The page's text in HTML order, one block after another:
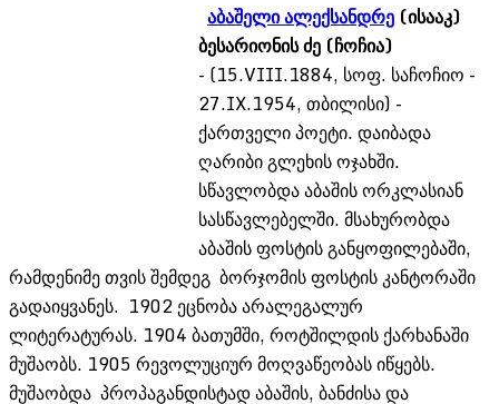
აბაშელი ალექსანდრე (ისააკ)
ბესარიონის ძე (ჩოჩია)
- (15.VIII.1884, სოფ. საჩოჩიო -
27.IX.1954, თბილისი) -
ქართველი პოეტი. დაიბადა
ღარიბი გლეხის ოჯახში.
სწავლობდა აბაშის ორკლასიან
სასწავლებელში. მსახურობდა
აბაშის ფოსტის განყოფილებაში,
რამდენიმე თვის შემდეგ ბორჯომის ფოსტის კანტორაში
გადაიყვანეს. 1902 ეცნობა არალეგალურ
ლიტერატურას. 1904 ბათუმში, როტშილდის ქარხანაში
მუშაობს. 1905 რევოლუციურ მოღვაწეობას იწყებს.
მუშაობდა პროპაგანდისტად აბაშის, ბანძისა და